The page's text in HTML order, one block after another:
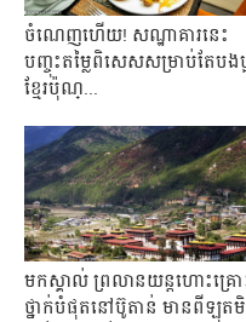
ចំណេញ​ហើយ!​ សណ្ឋាគារ​នេះ​
បញ្ចុះ​តម្លៃ​ពិសេស​សម្រាប់តែបងប្
ខ្មែរប៉ុណ្...
មកស្គាល់ ព្រលានយន្ដហោះគ្រោ
ថ្នាក់បំផុតនៅប៊ូតាន់ មានពីឡុត